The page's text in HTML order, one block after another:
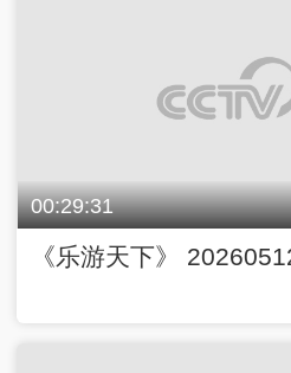
00:29:31
《乐游天下》